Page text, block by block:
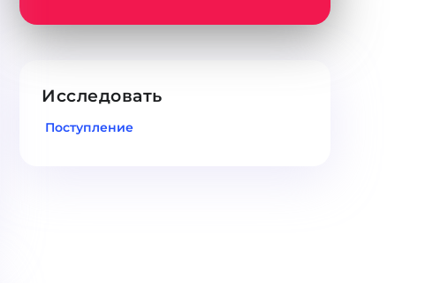
Исследовать
Поступление